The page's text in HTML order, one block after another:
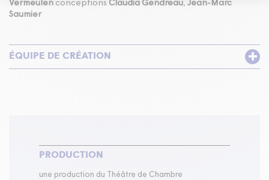
Vermeulen conceptions Claudia Gendreau, Jean-Marc
Saumier
ÉQUIPE DE CRÉATION
PRODUCTION
une production du Théâtre de Chambre